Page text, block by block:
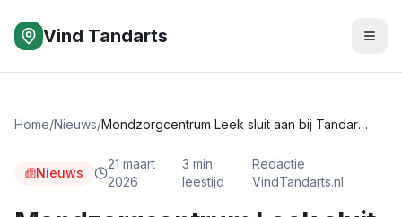
Vind Tandarts
Home/Nieuws/ Mondzorgcentrum Leek sluit aan bij Tandarts Today: praktijk in Groningen wordt onderdeel van groeiende keten
Nieuws
21 maart
2026
3 min
leestijd
Redactie
VindTandarts.nl